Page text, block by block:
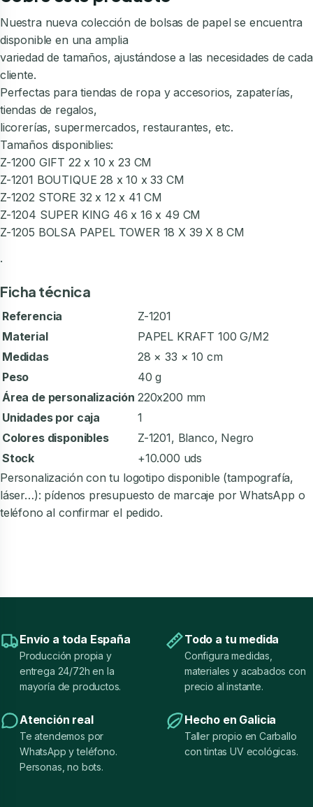
Nuestra nueva colección de bolsas de papel se encuentra
disponible en una amplia
variedad de tamaños, ajustándose a las necesidades de cada
cliente.
Perfectas para tiendas de ropa y accesorios, zapaterías,
tiendas de regalos,
licorerías, supermercados, restaurantes, etc.
Tamaños disponiblies:
Z-1200 GIFT 22 x 10 x 23 CM
Z-1201 BOUTIQUE 28 x 10 x 33 CM
Z-1202 STORE 32 x 12 x 41 CM
Z-1204 SUPER KING 46 x 16 x 49 CM
Z-1205 BOLSA PAPEL TOWER 18 X 39 X 8 CM
.
Ficha técnica
Referencia
Z-1201
Material
PAPEL KRAFT 100 G/M2
Medidas
28 × 33 × 10 cm
Peso
40 g
Área de personalización 220x200 mm
Unidades por caja
1
Colores disponibles
Z-1201, Blanco, Negro
Stock
+10.000 uds
Personalización con tu logotipo disponible (tampografía,
láser…): pídenos presupuesto de marcaje por WhatsApp o
teléfono al confirmar el pedido.
Envío a toda España
Producción propia y
entrega 24/72h en la
mayoría de productos.
Todo a tu medida
Configura medidas,
materiales y acabados con
precio al instante.
Atención real
Te atendemos por
WhatsApp y teléfono.
Personas, no bots.
Hecho en Galicia
Taller propio en Carballo
con tintas UV ecológicas.